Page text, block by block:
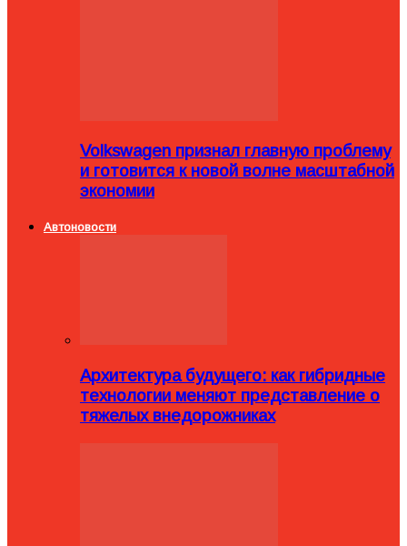
Volkswagen признал главную проблему
и готовится к новой волне масштабной
экономии
Автоновости
Архитектура будущего: как гибридные
технологии меняют представление о
тяжелых внедорожниках